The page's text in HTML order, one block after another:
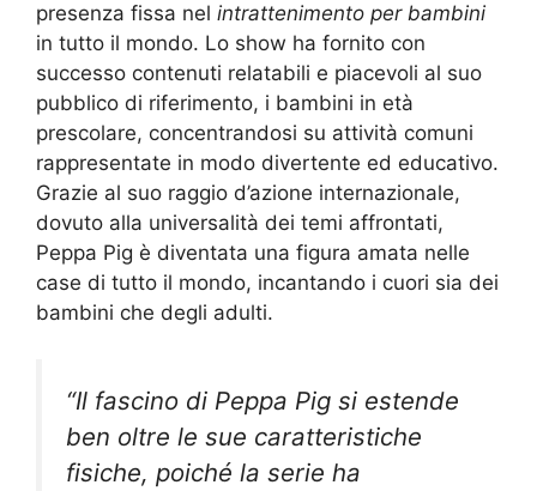
presenza fissa nel intrattenimento per bambini
in tutto il mondo. Lo show ha fornito con
successo contenuti relatabili e piacevoli al suo
pubblico di riferimento, i bambini in età
prescolare, concentrandosi su attività comuni
rappresentate in modo divertente ed educativo.
Grazie al suo raggio d’azione internazionale,
dovuto alla universalità dei temi affrontati,
Peppa Pig è diventata una figura amata nelle
case di tutto il mondo, incantando i cuori sia dei
bambini che degli adulti.
“Il fascino di Peppa Pig si estende
ben oltre le sue caratteristiche
fisiche, poiché la serie ha